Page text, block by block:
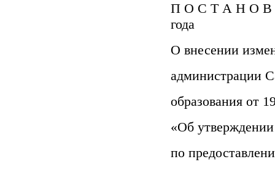
П О С Т А Н О В
года
О внесении
администрации
образования от
«Об
по